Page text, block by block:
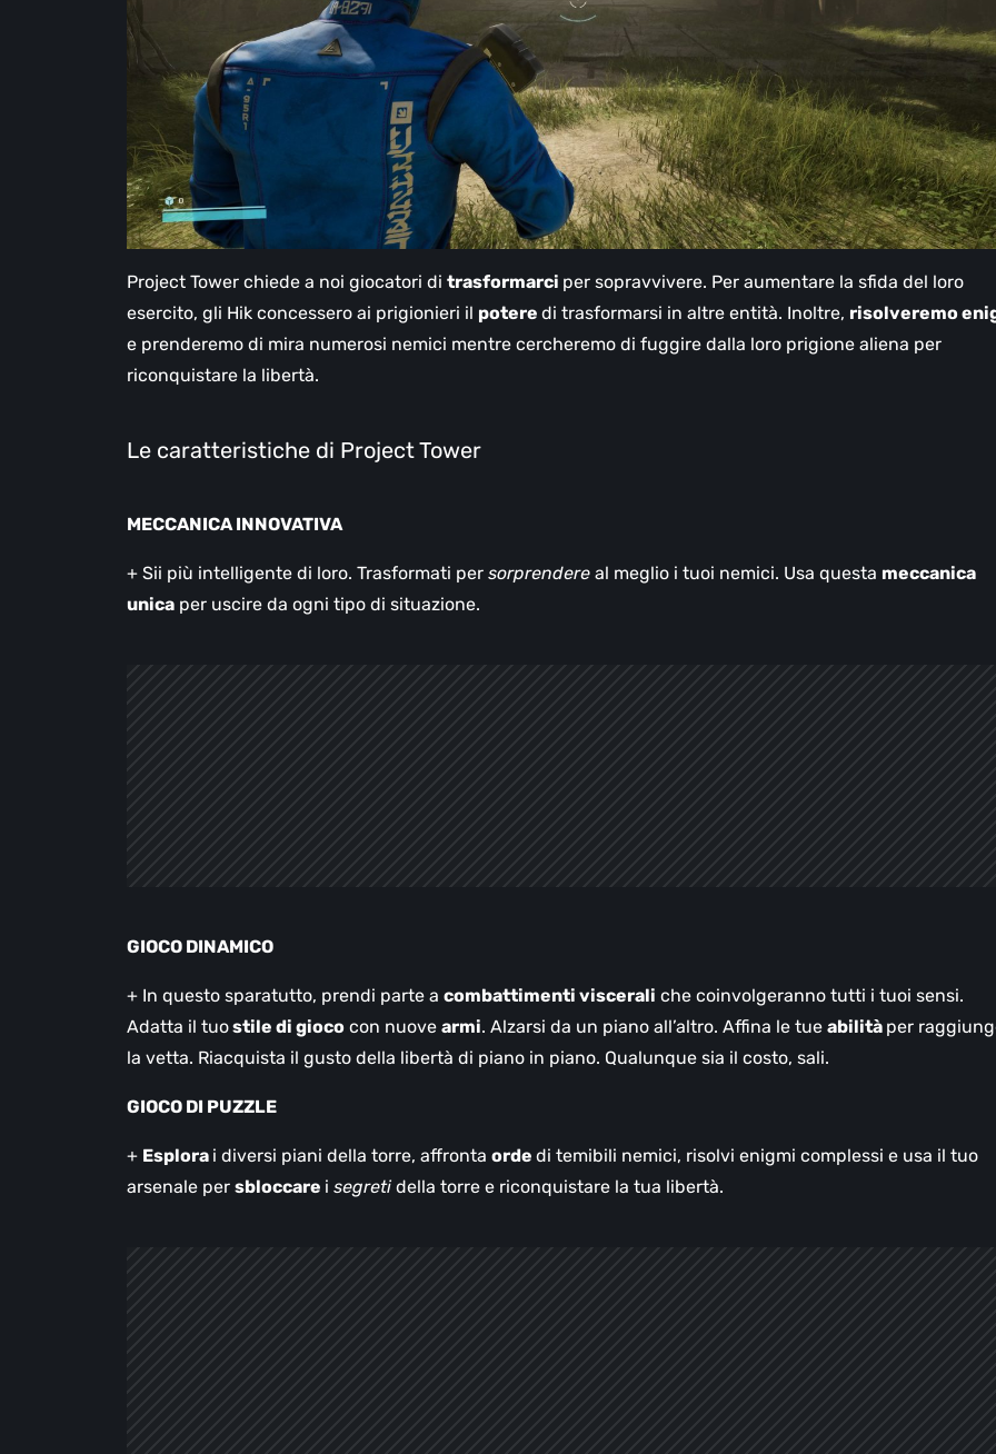
Project Tower chiede a noi giocatori di trasformarci per sopravvivere. Per aumentare la sfida del loro
esercito, gli Hik concessero ai prigionieri il potere di trasformarsi in altre entità. Inoltre, risolveremo
e prenderemo di mira numerosi nemici mentre cercheremo di fuggire dalla loro prigione aliena per
riconquistare la libertà.
Le caratteristiche di Project Tower
MECCANICA INNOVATIVA
+ Sii più intelligente di loro. Trasformati per sorprendere al meglio i tuoi nemici. Usa questa meccanica
unica per uscire da ogni tipo di situazione.
GIOCO DINAMICO
+ In questo sparatutto, prendi parte a combattimenti viscerali che coinvolgeranno tutti i tuoi sensi.
Adatta il tuostile di gioco con nuove armi. Alzarsi da un piano all’altro. Affina le tue abilità per
la vetta. Riacquista il gusto della libertà di piano in piano. Qualunque sia il costo, sali.
GIOCO DI PUZZLE
+ Esplora i diversi piani della torre, affronta orde di temibili nemici, risolvi enigmi complessi e usa il tuo
arsenale per sbloccare i segreti della torre e riconquistare la tua libertà.